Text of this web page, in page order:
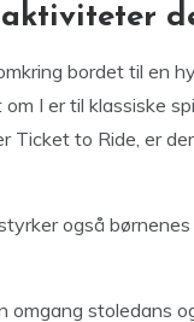
bordet til en
I er til klassiske
Ticket to Ride, er
også
omgang stoledans